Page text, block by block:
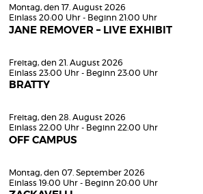
Montag, den 17. August 2026
Einlass 20:00 Uhr - Beginn 21:00 Uhr
JANE REMOVER – LIVE EXHIBIT
Freitag, den 21. August 2026
Einlass 23:00 Uhr - Beginn 23:00 Uhr
BRATTY
Freitag, den 28. August 2026
Einlass 22:00 Uhr - Beginn 22:00 Uhr
OFF CAMPUS
Montag, den 07. September 2026
Einlass 19:00 Uhr - Beginn 20:00 Uhr